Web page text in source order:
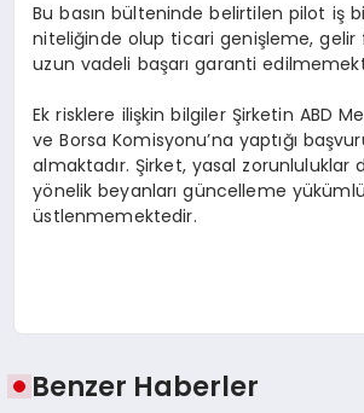
Bu basın bülteninde belirtilen pilot iş
niteliğinde olup ticari genişleme, gelir
uzun vadeli başarı garanti
Ek risklere ilişkin bilgiler Şirketin ABD
ve Borsa Komisyonu’na yaptığı
almaktadır. Şirket, yasal zorunluluklar
yönelik beyanları güncelleme
üstlenmemektedir.
Benzer Haberler